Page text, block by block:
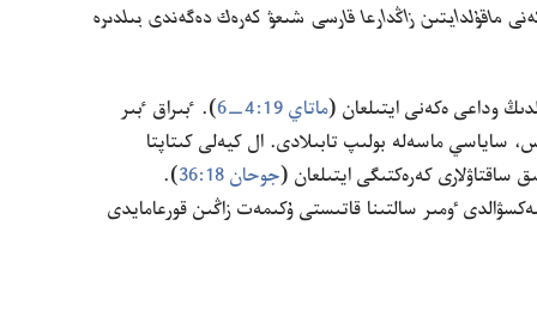
ماقۇ‌لدايتىن زاڭدارعا قارسى شىعۋ كە‌رە‌ك دە‌گە‌ندى بىلدىرە
وداعى ە‌كە‌نى ايتىلعان (‏ماتاي 19:‏4—‏6
‏)‏.‏ ٴ‌بىراق ٴ‌بىر
ساياسي ماسە‌لە بولىپ تابىلادى.‏ ال كيە‌لى كىتاپتا
ساقتاۋلارى كە‌رە‌كتىگى ايتىلعان (‏جوحان 18:‏36
‏)‏.‏
ٶمىر سالتىنا قاتىستى ۇ‌كىمە‌ت زاڭىن قورعامايدى